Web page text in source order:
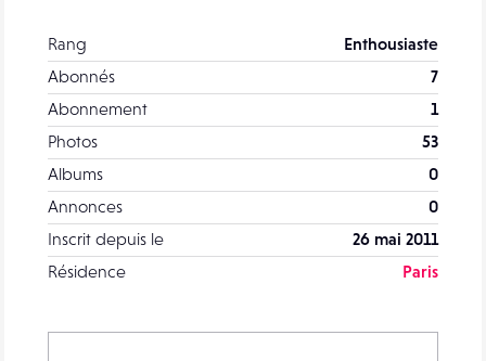
Rang
Enthousiaste
Abonnés
7
Abonnement
1
Photos
53
Albums
0
Annonces
0
Inscrit depuis le
26 mai 2011
Résidence
Paris